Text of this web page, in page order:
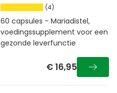
(4)
60 capsules - Mariadistel,
voedingssupplement voor een
gezonde leverfunctie
€ 16,95